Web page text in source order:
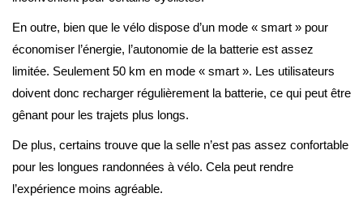
En outre, bien que le vélo dispose d’un mode « smart » pour
économiser l’énergie, l’autonomie de la batterie est assez
limitée. Seulement 50 km en mode « smart ». Les utilisateurs
doivent donc recharger régulièrement la batterie, ce qui peut être
gênant pour les trajets plus longs.
De plus, certains trouve que la selle n’est pas assez confortable
pour les longues randonnées à vélo. Cela peut rendre
l’expérience moins agréable.